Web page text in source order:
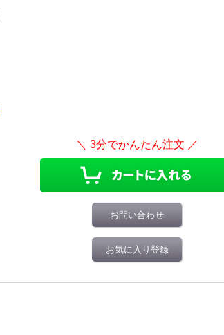
お問い合わせ
お気に入り登録